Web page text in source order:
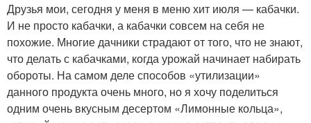
Друзья мои, сегодня у меня в меню хит июля — кабачки.
И не просто кабачки, а кабачки совсем на себя не
похожие. Многие дачники страдают от того, что не знают,
что делать с кабачками, когда урожай начинает набирать
обороты. На самом деле способов «утилизации»
данного продукта очень много, но я хочу поделиться
одним очень вкусным десертом «Лимонные кольца»,